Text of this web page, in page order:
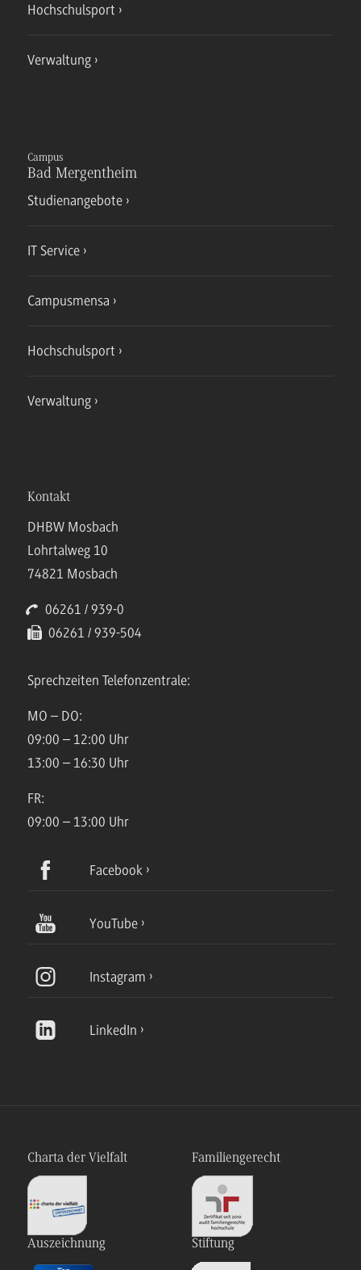
Hochschulsport
Verwaltung
Campus
Bad Mergentheim
Studienangebote
IT Service
Campusmensa
Hochschulsport
Verwaltung
Kontakt
DHBW Mosbach
Lohrtalweg 10
74821 Mosbach
06261 / 939-0
06261 / 939-504
Sprechzeiten Telefonzentrale:
MO – DO:
09:00 – 12:00 Uhr
13:00 – 16:30 Uhr
FR:
09:00 – 13:00 Uhr
Facebook
YouTube
Instagram
LinkedIn
Charta der Vielfalt Familiengerecht
Auszeichnung Stiftung